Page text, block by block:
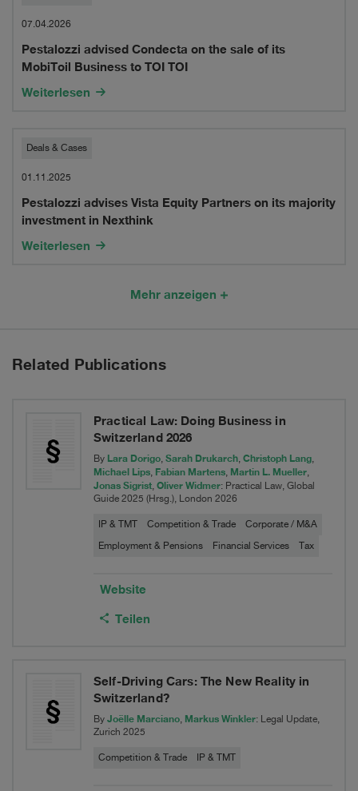
of
its
Smart
Mobility
Baselland
Transport
advised
Condecta
on
sale
of
its
MobiToil
Business
07.04.2026
Pestalozzi advised Condecta on the sale of its
MobiToil Business to TOI TOI
Weiterlesen
Pestalozzi
advises
Vista
Equity
majority
Nexthink
Deals & Cases
01.11.2025
Pestalozzi advises Vista Equity Partners on its majority
investment in Nexthink
Weiterlesen
Mehr anzeigen
Related Publications
Practical Law: Doing Business in
Switzerland 2026
By Lara Dorigo, Sarah Drukarch, Christoph Lang,
Michael Lips, Fabian Martens, Martin L. Mueller,
Jonas Sigrist, Oliver Widmer: Practical Law, Global
Guide 2025 (Hrsg.), London 2026
IP & TMT Competition & Trade Corporate / M&A
Employment & Pensions Financial Services Tax
Website
Teilen
Self-Driving Cars: The New Reality in
Switzerland?
By Joëlle Marciano, Markus Winkler: Legal Update,
Zurich 2025
Competition & Trade IP & TMT